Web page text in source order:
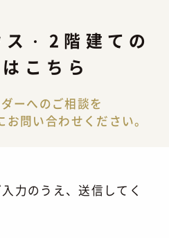
2階建て の
こちら
ーへのご相談を
問い合わせください。
力のうえ、送信してく